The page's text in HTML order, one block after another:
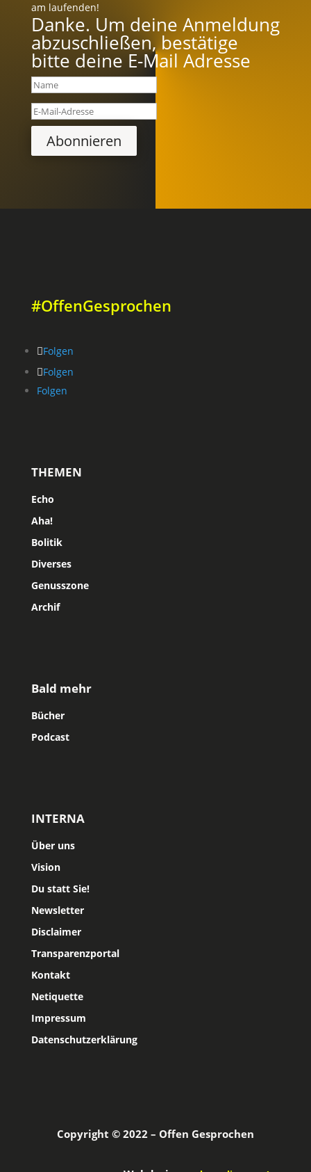
am laufenden!
Danke. Um deine Anmeldung
abzuschließen, bestätige
bitte deine E-Mail Adresse
Abonnieren
#OffenGesprochen
Folgen
Folgen
Folgen
THEMEN
Echo
Aha!
Bolitik
Diverses
Genusszone
Archif
Bald mehr
Bücher
Podcast
INTERNA
Über uns
Vision
Du statt Sie!
Newsletter
Disclaimer
Transparenzportal
Kontakt
Netiquette
Impressum
Datenschutzerklärung
Copyright © 2022 – Offen Gesprochen